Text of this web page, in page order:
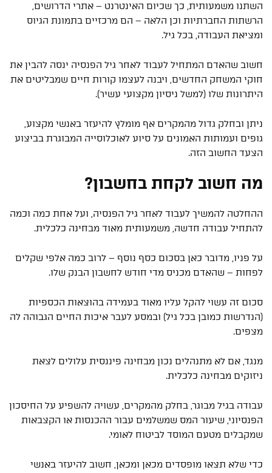
השתנו משמעותית, כך שכיום האינטרנט – אתרי הדרושים,
הרשתות החברתיות וכן הלאה – הם מרכזיים בתמונת הגיוס
ומציאת העבודה, בכל גיל.
חשוב שהאדם המתחיל לעבוד לאחר גיל הפנסיה ינסה להבין את
חוקי המשחק החדשים, ויבנה לעצמו קורות חיים שמבליטים את
היתרונות שלו (למשל ניסיון מקצועי עשיר).
ניתן ובחלק גדול מהמקרים אף מומלץ להיעזר באנשי מקצוע,
גופים ועמותות האמונים על סיוע לאוכלוסייה המבוגרת בביצוע
הצעד החשוב הזה.
מה חשוב לקחת בחשבון?
ההחלטה להמשיך לעבוד לאחר גיל הפנסיה, ועל אחת כמה וכמה
להתחיל עבודה חדשה, משמעותית מאוד מבחינה כלכלית.
על פניו, מדובר כאן בסכום כסף נוסף – לרוב כמה אלפי שקלים
לפחות – שהאדם מכניס מדי חודש לחשבון הבנק שלו.
סכום זה עשוי להקל עליו מאוד בעמידה בהוצאות הכספיות
(הנדרשות כמובן בכל גיל) ובמסע לעבר איכות החיים הגבוהה לה
מצפים.
מנגד, אם לא מתנהלים נכון מבחינה פיננסית עלולים לצאת
ניזוקים מבחינה כלכלית.
עבודה בגיל מבוגר, בחלק מהמקרים, עשויה להשפיע על החיסכון
הפנסיוני, שיעור המס שמשלמים עבור ההכנסות או הקצבאות
שמקבלים מטעם המוסד לביטוח לאומי.
כדי שלא תצאו מופסדים מכאן ומכאן, חשוב להיעזר באנשי